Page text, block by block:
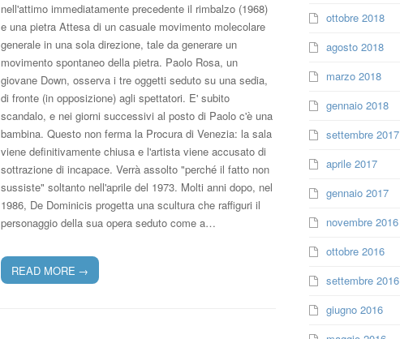
nell'attimo immediatamente precedente il rimbalzo (1968)
e una pietra Attesa di un casuale movimento molecolare
generale in una sola direzione, tale da generare un
movimento spontaneo della pietra. Paolo Rosa, un
giovane Down, osserva i tre oggetti seduto su una sedia,
di fronte (in opposizione) agli spettatori. E' subito
scandalo, e nei giorni successivi al posto di Paolo c'è una
bambina. Questo non ferma la Procura di Venezia: la sala
viene definitivamente chiusa e l'artista viene accusato di
sottrazione di incapace. Verrà assolto "perché il fatto non
sussiste" soltanto nell'aprile del 1973. Molti anni dopo, nel
1986, De Dominicis progetta una scultura che raffiguri il
personaggio della sua opera seduto come a…
READ MORE →
ottobre 2018
agosto 2018
marzo 2018
gennaio 2018
settembre 2017
aprile 2017
gennaio 2017
novembre 2016
ottobre 2016
settembre 2016
giugno 2016